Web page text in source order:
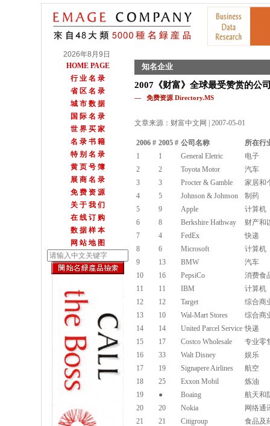
2026年8月9日
HOME PAGE
行 业 名 录
省 区 名 录
城 市 数 据
国 际 名 录
世 界 买 家
名 录 书 籍
特 别 名 录
黄 页 号 簿
展 商 名 录
免 费 资 源
关 于 我 们
在 线 订 购
数 据 样 本
网 站 地 图
知名企业
2007《财富》全球最受赞赏的公
— 免费资源 Directory.MS
文章来源：财富中文网 | 2007-05-01
2006 # 2005 # 公司名称
所在行
1
1 General Eletric
电子
2
2 Toyota Motor
汽车
3
3 Procter & Gamble
家居和
4
5 Johnson & Johnson
制药
5
9 Apple
计算机
6
8 Berkshire Hathway
财产和
7
4 FedEx
快递
8
6 Microsoft
计算机
9
13 BMW
汽车
10
16 PepsiCo
消费食
11
11 IBM
计算机
12
12 Target
综合商
13
10 Wal-Mart Stores
综合商
14
14 United Parcel Service 快递
15
17 Costco Wholesale
专业零
16
33 Walt Disney
娱乐
17
19 Signapere Airlines
航空
18
25 Exxon Mobil
炼油
19
● Boaing
航天和
20
20 Nokia
网络通
21
21 Citigroup
食品及